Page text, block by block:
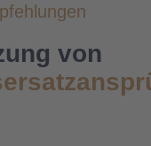
von